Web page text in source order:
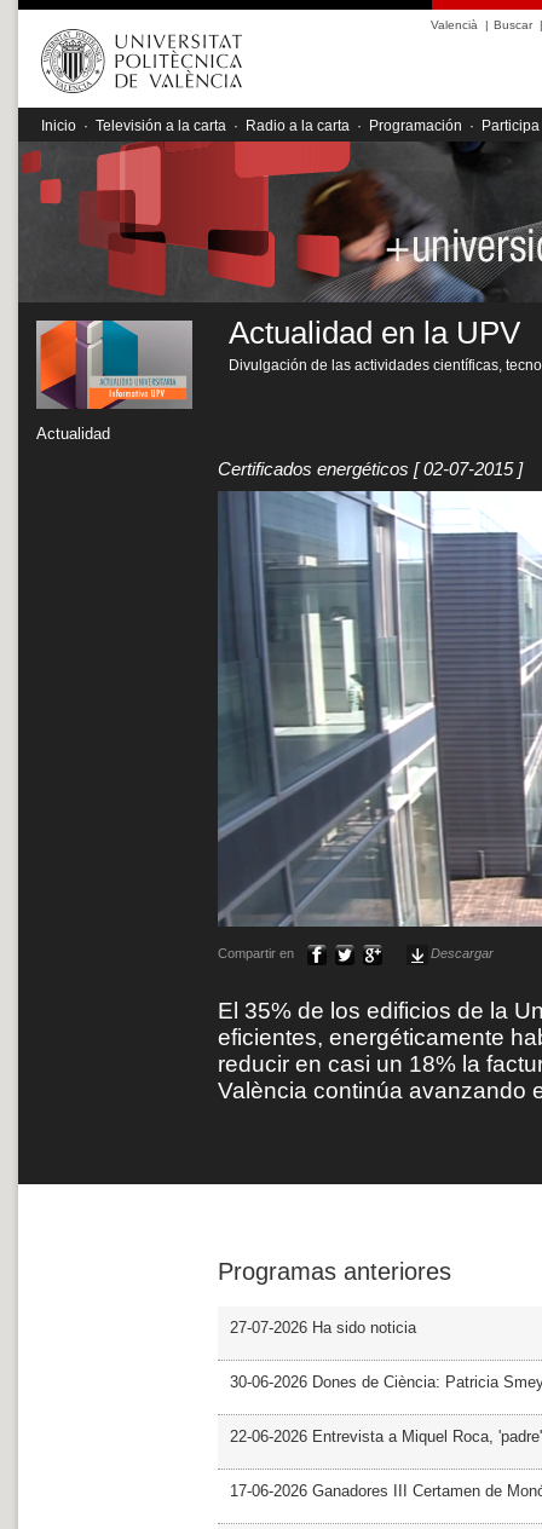
Valencià | Buscar|
Inicio · Televisión a la carta · Radio a la carta · Programación · Participa
Actualidad
Actualidad en la UPV
Divulgación de las actividades científicas,
Certificados energéticos [ 02-07-2015 ]
Compartir en Descargar
El 35% de los edificios de la
eficientes, energéticamente
reducir en casi un 18% la
València continúa avanzando
Programas anteriores
27-07-2026 Ha sido noticia
30-06-2026 Dones de Ciència: Patricia
22-06-2026 Entrevista a Miquel Roca,
17-06-2026 Ganadores III Certamen de